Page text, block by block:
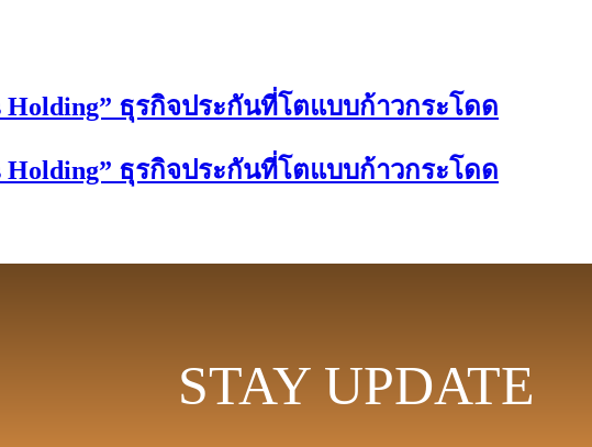
Holding” ธุรกิจประกันที่โตแบบก้าวกระโดด
Holding” ธุรกิจประกันที่โตแบบก้าวกระโดด
STAY UPDATE